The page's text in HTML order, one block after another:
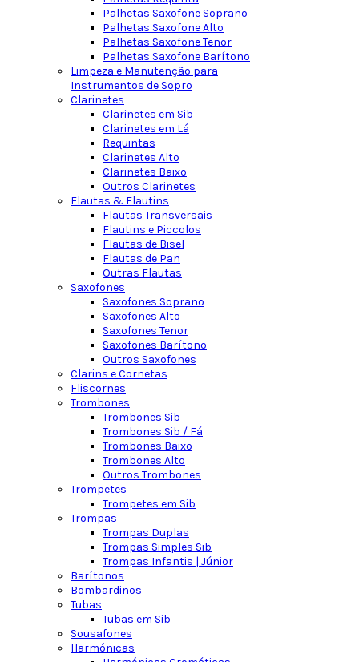
Palhetas Saxofone Soprano
Palhetas Saxofone Alto
Palhetas Saxofone Tenor
Palhetas Saxofone Barítono
Limpeza e Manutenção para
Instrumentos de Sopro
Clarinetes
Clarinetes em Sib
Clarinetes em Lá
Requintas
Clarinetes Alto
Clarinetes Baixo
Outros Clarinetes
Flautas & Flautins
Flautas Transversais
Flautins e Piccolos
Flautas de Bisel
Flautas de Pan
Outras Flautas
Saxofones
Saxofones Soprano
Saxofones Alto
Saxofones Tenor
Saxofones Barítono
Outros Saxofones
Clarins e Cornetas
Fliscornes
Trombones
Trombones Sib
Trombones Sib / Fá
Trombones Baixo
Trombones Alto
Outros Trombones
Trompetes
Trompetes em Sib
Trompas
Trompas Duplas
Trompas Simples Sib
Trompas Infantis | Júnior
Barítonos
Bombardinos
Tubas
Tubas em Sib
Sousafones
Harmónicas